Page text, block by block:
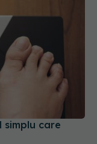
simplu care